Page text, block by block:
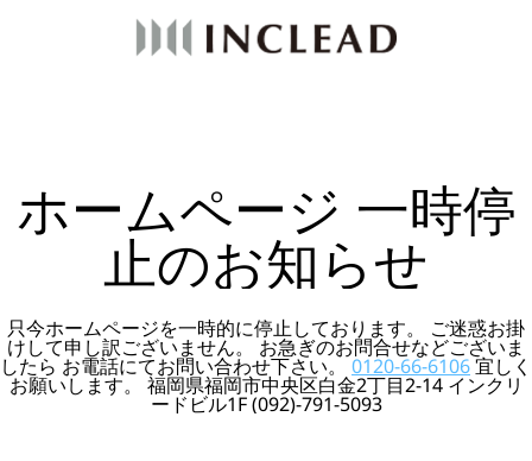
ホームページ 一時停
止のお知らせ
只今ホームページを一時的に停止しております。 ご迷惑お掛
けして申し訳ございません。 お急ぎのお問合せなどございま
したら お電話にてお問い合わせ下さい。0120-66-6106宜しく
お願いします。 福岡県福岡市中央区白金2丁目2-14 インクリ
ードビル1F (092)-791-5093